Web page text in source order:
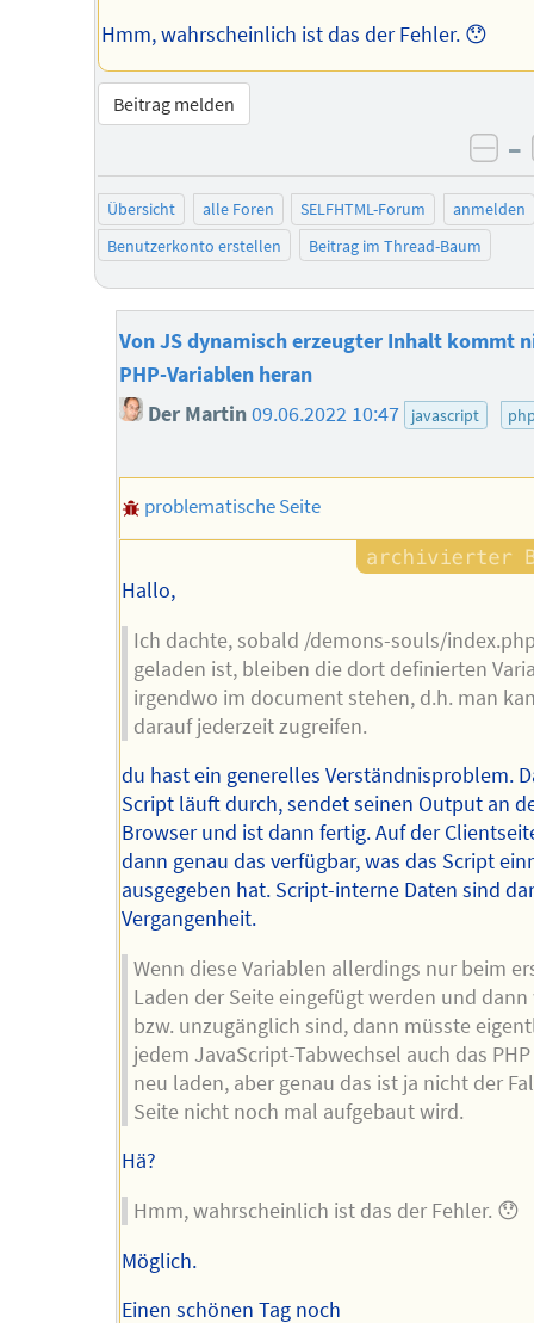
Hmm, wahrscheinlich ist das der Fehler. 😯
Beitrag melden
–
Übersicht alle Foren SELFHTML-Forum
anmelden
Benutzerkonto erstellen
Beitrag im Thread-Baum
Von JS dynamisch erzeugter Inhalt kommt
PHP-Variablen heran
Der Martin 09.06.2022 10:47 javascript
problematische Seite
Hallo,
Ich dachte, sobald /demons-souls/
geladen ist, bleiben die dort definierten
irgendwo im document stehen, d.h. man
darauf jederzeit zugreifen.
du hast ein generelles Verständnisproblem.
Script läuft durch, sendet seinen Output an
Browser und ist dann fertig. Auf der
dann genau das verfügbar, was das Script
ausgegeben hat. Script-interne Daten sind
Vergangenheit.
Wenn diese Variablen allerdings nur beim
Laden der Seite eingefügt werden und dann
bzw. unzugänglich sind, dann müsste
jedem JavaScript-Tabwechsel auch das
neu laden, aber genau das ist ja nicht der
Seite nicht noch mal aufgebaut wird.
Hä?
Hmm, wahrscheinlich ist das der Fehler. 😯
Möglich.
Einen schönen Tag noch